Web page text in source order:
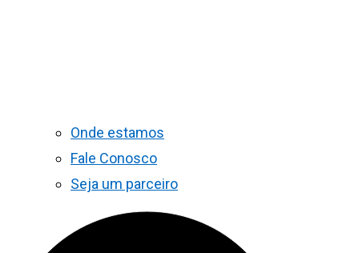
Onde estamos
Fale Conosco
Seja um parceiro